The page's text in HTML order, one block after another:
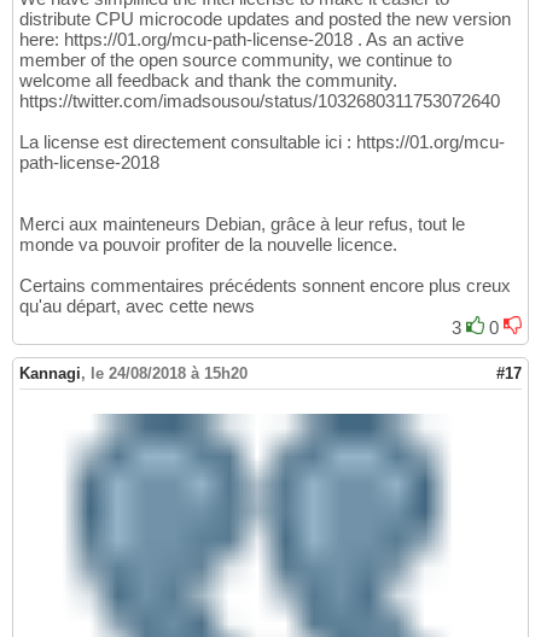
distribute CPU microcode updates and posted the new version
here: https://01.org/mcu-path-license-2018 . As an active
member of the open source community, we continue to
welcome all feedback and thank the community.
https://twitter.com/imadsousou/status/1032680311753072640
La license est directement consultable ici : https://01.org/mcu-
path-license-2018
Merci aux mainteneurs Debian, grâce à leur refus, tout le
monde va pouvoir profiter de la nouvelle licence.
Certains commentaires précédents sonnent encore plus creux
qu'au départ, avec cette news
3
0
Kannagi, le 24/08/2018 à 15h20 #17